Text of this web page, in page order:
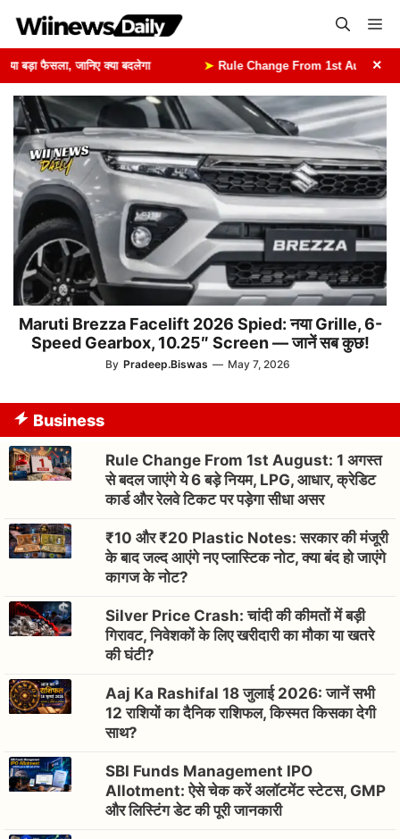
content
फैसला, जानिए क्या बदलेगा Rule Change From 1st August: 1×
Maruti Brezza Facelift 2026 Spied: नया Grille, 6-
Speed Gearbox, 10.25″ Screen — जानें सब कुछ!
By Pradeep.Biswas — May 7, 2026
Business
Rule Change From 1st August: 1 अगस्त
से बदल जाएंगे ये 6 बड़े नियम, LPG, आधार, क्रेडिट
कार्ड और रेलवे टिकट पर पड़ेगा सीधा असर
₹10 और ₹20 Plastic Notes: सरकार की मंजूरी
के बाद जल्द आएंगे नए प्लास्टिक नोट, क्या बंद हो जाएंगे
कागज के नोट?
Silver Price Crash: चांदी की कीमतों में बड़ी
गिरावट, निवेशकों के लिए खरीदारी का मौका या खतरे
की घंटी?
Aaj Ka Rashifal 18 जुलाई 2026: जानें सभी
12 राशियों का दैनिक राशिफल, किस्मत किसका देगी
साथ?
SBI Funds Management IPO
Allotment: ऐसे चेक करें अलॉटमेंट स्टेटस, GMP
और लिस्टिंग डेट की पूरी जानकारी